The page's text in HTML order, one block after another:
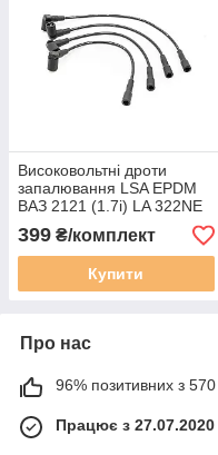
Високовольтні дроти
запалювання LSA EPDM
ВАЗ 2121 (1.7i) LA 322NE
399 ₴/комплект
Купити
Про нас
96% позитивних з 570
Працює з 27.07.2020